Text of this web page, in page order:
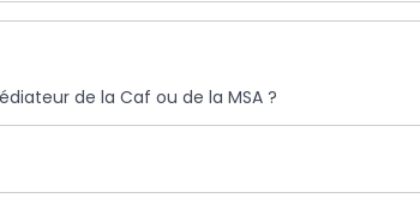
de la Caf ou de la MSA ?